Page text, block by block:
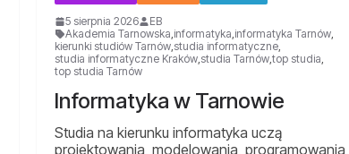
5 sierpnia 2026
EB
Akademia Tarnowska,informatyka,informatyka Tarnów,
kierunki studiów Tarnów,studia informatyczne,
studia informatyczne Kraków,studia Tarnów,top studia,
top studia Tarnów
Informatyka w Tarnowie
Studia na kierunku informatyka uczą
projektowania, modelowania, programowania,